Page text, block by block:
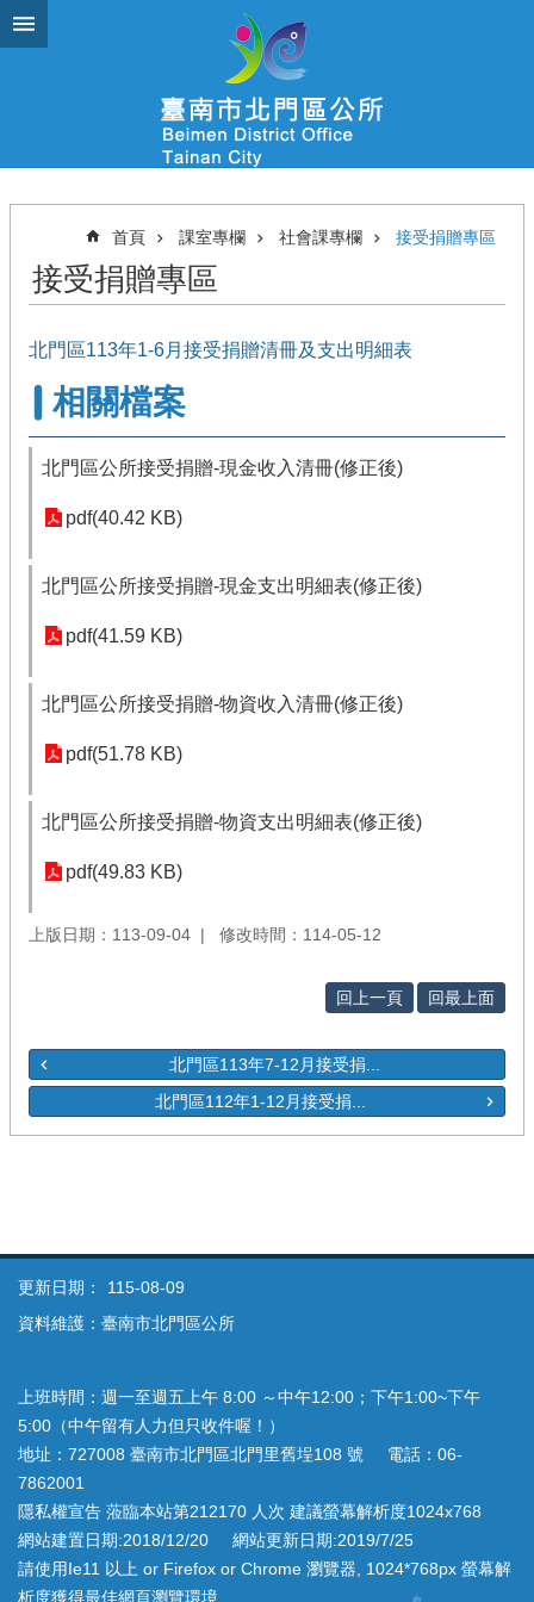
跳到主要內容區塊
首頁 課室專欄 社會課專欄 接受捐贈專區
接受捐贈專區
北門區113年1-6月接受捐贈清冊及支出明細表
相關檔案
北門區公所接受捐贈-現金收入清冊(修正後)
pdf(40.42 KB)
北門區公所接受捐贈-現金支出明細表(修正後)
pdf(41.59 KB)
北門區公所接受捐贈-物資收入清冊(修正後)
pdf(51.78 KB)
北門區公所接受捐贈-物資支出明細表(修正後)
pdf(49.83 KB)
上版日期：113-09-04 修改時間：114-05-12
回上一頁 回最上面
北門區113年7-12月接受捐...
北門區112年1-12月接受捐...
更新日期：
115-08-09
資料維護：臺南市北門區公所
上班時間：週一至週五上午 8:00 ～中午12:00；下午1:00~下午
5:00（中午留有人力但只收件喔！）
地址：727008 臺南市北門區北門里舊埕108 號 電話：06-
7862001
隱私權宣告 蒞臨本站第212170 人次 建議螢幕解析度1024x768
網站建置日期:2018/12/20 網站更新日期:2019/7/25
請使用Ie11 以上 or Firefox or Chrome 瀏覽器, 1024*768px 螢幕解
析度獲得最佳網頁瀏覽環境